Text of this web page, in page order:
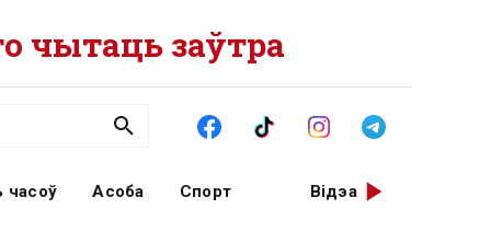
чытаць заўтра
часоў Асоба Спорт Відэа